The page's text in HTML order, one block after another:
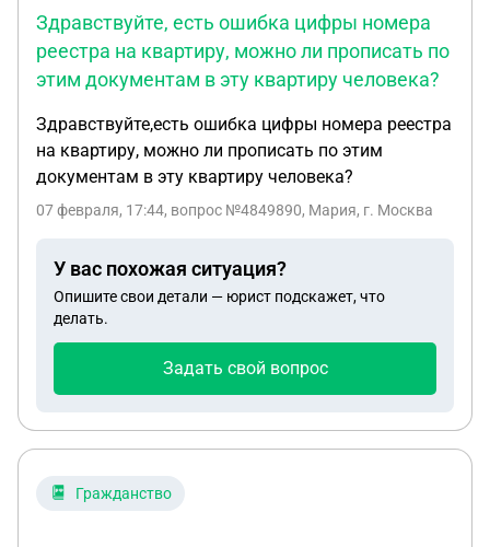
Здравствуйте, есть ошибка цифры номера
реестра на квартиру, можно ли прописать по
этим документам в эту квартиру человека?
Здравствуйте,есть ошибка цифры номера реестра
на квартиру, можно ли прописать по этим
документам в эту квартиру человека?
07 февраля, 17:44, вопрос №4849890, Мария, г. Москва
У вас похожая ситуация?
Опишите свои детали — юрист подскажет, что
делать.
Задать свой вопрос
Гражданство